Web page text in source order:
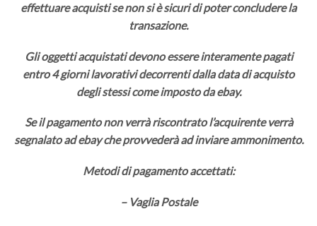
effettuare acquisti se non si è sicuri di poter concludere la
transazione.
Gli oggetti acquistati devono essere interamente pagati
entro 4 giorni lavorativi decorrenti dalla data di acquisto
degli stessi come imposto da ebay.
Se il pagamento non verrà riscontrato l’acquirente verrà
segnalato ad ebay che provvederà ad inviare ammonimento.
Metodi di pagamento accettati:
– Vaglia Postale